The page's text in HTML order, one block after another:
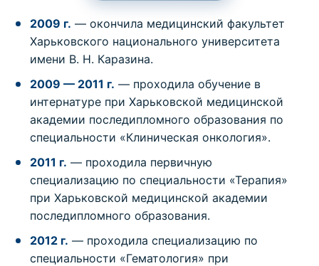
2009 г. — окончила медицинский факультет
Харьковского национального университета
имени В. Н. Каразина.
2009 — 2011 г. — проходила обучение в
интернатуре при Харьковской медицинской
академии последипломного образования по
специальности «Клиническая онкология».
2011 г. — проходила первичную
специализацию по специальности «Терапия»
при Харьковской медицинской академии
последипломного образования.
2012 г. — проходила специализацию по
специальности «Гематология» при
указанным на сайте.